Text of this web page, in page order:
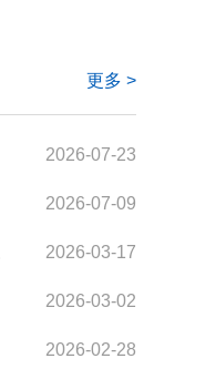
更多 >
2026-07-23
2026-07-09
2026-03-17
2026-03-02
2026-02-28